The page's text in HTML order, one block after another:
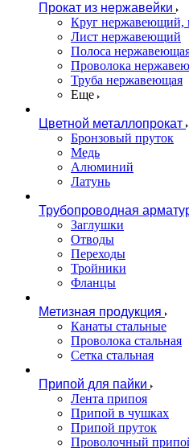
Прокат из нержавейки
Круг нержавеющий,
Лист нержавеющий
Полоса
Проволока
Труба нержавеющая
Еще
Цветной металлопрокат
Бронзовый пруток
Медь
Алюминий
Латунь
Трубопроводная
Заглушки
Отводы
Переходы
Тройники
Фланцы
Метизная продукция
Канаты стальные
Проволока стальная
Сетка стальная
Припой для пайки
Лента припоя
Припой в чушках
Припой пруток
Проволочный